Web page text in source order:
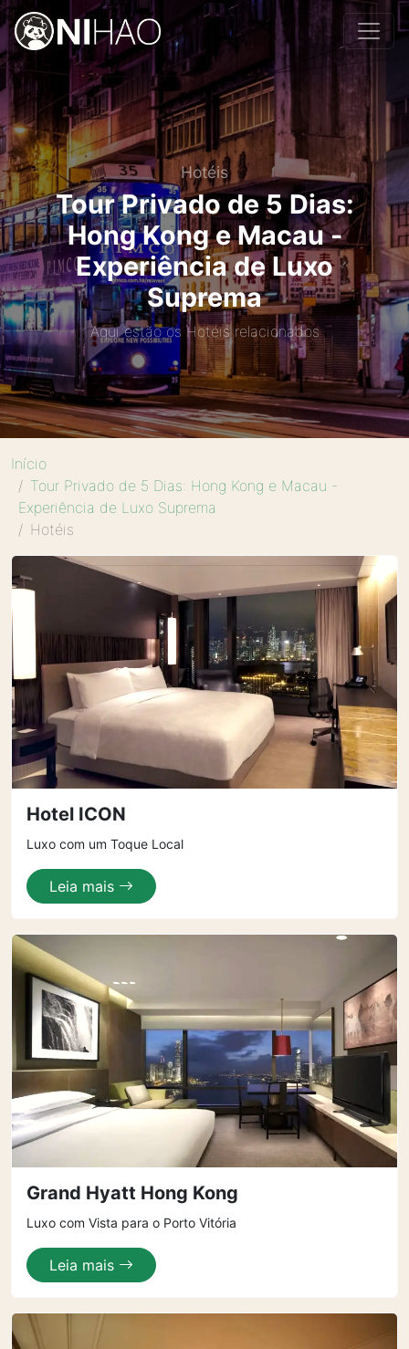
Hotéis
Tour Privado de 5 Dias:
Hong Kong e Macau -
Experiência de Luxo
Suprema
Aqui estão os Hotéis relacionados
Início
Tour Privado de 5 Dias: Hong Kong e Macau -
Experiência de Luxo Suprema
Hotéis
Hotel ICON
Luxo com um Toque Local
Leia mais
Grand Hyatt Hong Kong
Luxo com Vista para o Porto Vitória
Leia mais